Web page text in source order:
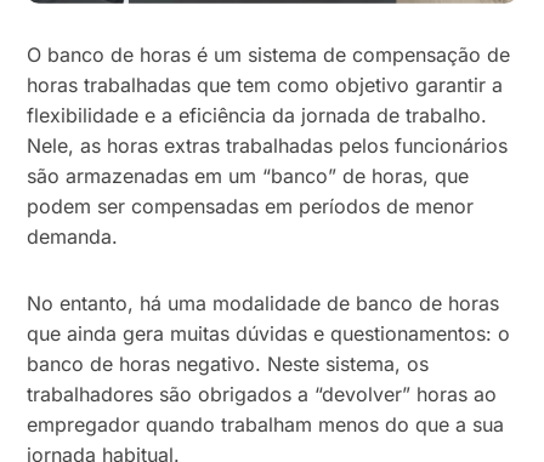
O banco de horas é um sistema de compensação de
horas trabalhadas que tem como objetivo garantir a
flexibilidade e a eficiência da jornada de trabalho.
Nele, as horas extras trabalhadas pelos funcionários
são armazenadas em um “banco” de horas, que
podem ser compensadas em períodos de menor
demanda.
No entanto, há uma modalidade de banco de horas
que ainda gera muitas dúvidas e questionamentos: o
banco de horas negativo. Neste sistema, os
trabalhadores são obrigados a “devolver” horas ao
empregador quando trabalham menos do que a sua
jornada habitual.